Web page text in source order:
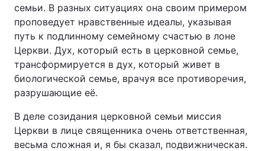
семьи. В разных ситуациях она своим примером
проповедует нравственные идеалы, указывая
путь к подлинному семейному счастью в лоне
Церкви. Дух, который есть в церковной семье,
трансформируется в дух, который живет в
биологической семье, врачуя все противоречия,
разрушающие её.
В деле созидания церковной семьи миссия
Церкви в лице священника очень ответственная,
весьма сложная и, я бы сказал, подвижническая.